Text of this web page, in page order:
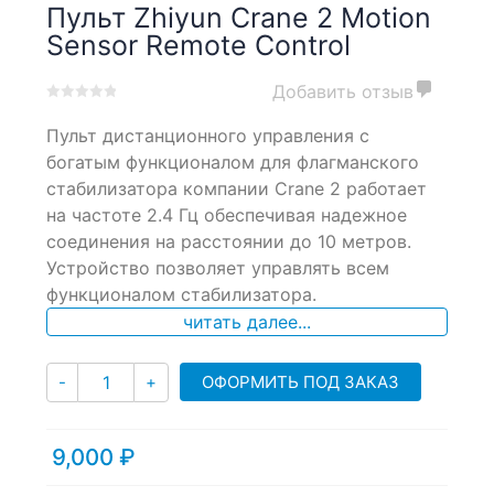
Пульт Zhiyun Crane 2 Motion
Sensor Remote Control
out
on
customer
ratings
Добавить отзыв
Пульт дистанционного управления с
богатым функционалом для флагманского
стабилизатора компании Crane 2 работает
на частоте 2.4 Гц обеспечивая надежное
соединения на расстоянии до 10 метров.
Устройство позволяет управлять всем
функционалом стабилизатора.
читать далее...
- Количество
+ ОФОРМИТЬ ПОД ЗАКАЗ
9,000 ₽